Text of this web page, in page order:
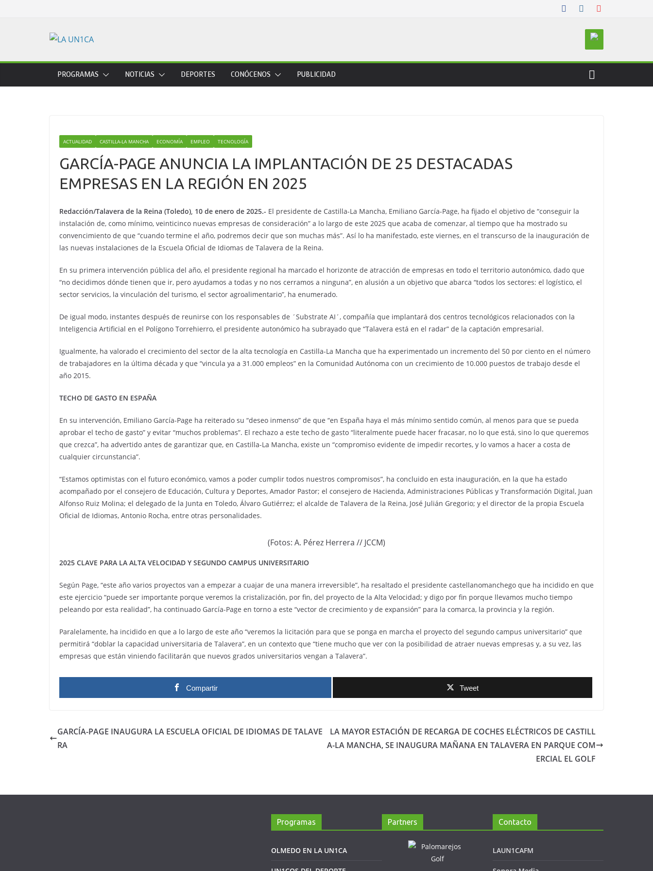
PROGRAMAS NOTICIAS DEPORTES CONÓCENOS PUBLICIDAD
ACTUALIDAD CASTILLA-LA MANCHA ECONOMÍA EMPLEO TECNOLOGÍA
GARCÍA-PAGE ANUNCIA LA IMPLANTACIÓN DE 25 DESTACADAS
EMPRESAS EN LA REGIÓN EN 2025
Redacción/Talavera de la Reina (Toledo), 10 de enero de 2025.- El presidente de Castilla-La Mancha, Emiliano García-Page, ha fijado el objetivo de “conseguir la
instalación de, como mínimo, veinticinco nuevas empresas de consideración” a lo largo de este 2025 que acaba de comenzar, al tiempo que ha mostrado su
convencimiento de que “cuando termine el año, podremos decir que son muchas más”. Así lo ha manifestado, este viernes, en el transcurso de la inauguración de
las nuevas instalaciones de la Escuela Oficial de Idiomas de Talavera de la Reina.
En su primera intervención pública del año, el presidente regional ha marcado el horizonte de atracción de empresas en todo el territorio autonómico, dado que
“no decidimos dónde tienen que ir, pero ayudamos a todas y no nos cerramos a ninguna”, en alusión a un objetivo que abarca “todos los sectores: el logístico, el
sector servicios, la vinculación del turismo, el sector agroalimentario”, ha enumerado.
De igual modo, instantes después de reunirse con los responsables de ´Substrate AI´, compañía que implantará dos centros tecnológicos relacionados con la
Inteligencia Artificial en el Polígono Torrehierro, el presidente autonómico ha subrayado que “Talavera está en el radar” de la captación empresarial.
Igualmente, ha valorado el crecimiento del sector de la alta tecnología en Castilla-La Mancha que ha experimentado un incremento del 50 por ciento en el número
de trabajadores en la última década y que “vincula ya a 31.000 empleos” en la Comunidad Autónoma con un crecimiento de 10.000 puestos de trabajo desde el
año 2015.
TECHO DE GASTO EN ESPAÑA
En su intervención, Emiliano García-Page ha reiterado su “deseo inmenso” de que “en España haya el más mínimo sentido común, al menos para que se pueda
aprobar el techo de gasto” y evitar “muchos problemas”. El rechazo a este techo de gasto “literalmente puede hacer fracasar, no lo que está, sino lo que queremos
que crezca”, ha advertido antes de garantizar que, en Castilla-La Mancha, existe un “compromiso evidente de impedir recortes, y lo vamos a hacer a costa de
cualquier circunstancia”.
“Estamos optimistas con el futuro económico, vamos a poder cumplir todos nuestros compromisos”, ha concluido en esta inauguración, en la que ha estado
acompañado por el consejero de Educación, Cultura y Deportes, Amador Pastor; el consejero de Hacienda, Administraciones Públicas y Transformación Digital, Juan
Alfonso Ruiz Molina; el delegado de la Junta en Toledo, Álvaro Gutiérrez; el alcalde de Talavera de la Reina, José Julián Gregorio; y el director de la propia Escuela
Oficial de Idiomas, Antonio Rocha, entre otras personalidades.
(Fotos: A. Pérez Herrera // JCCM)
2025 CLAVE PARA LA ALTA VELOCIDAD Y SEGUNDO CAMPUS UNIVERSITARIO
Según Page, “este año varios proyectos van a empezar a cuajar de una manera irreversible”, ha resaltado el presidente castellanomanchego que ha incidido en que
este ejercicio “puede ser importante porque veremos la cristalización, por fin, del proyecto de la Alta Velocidad; y digo por fin porque llevamos mucho tiempo
peleando por esta realidad”, ha continuado García-Page en torno a este “vector de crecimiento y de expansión” para la comarca, la provincia y la región.
Paralelamente, ha incidido en que a lo largo de este año “veremos la licitación para que se ponga en marcha el proyecto del segundo campus universitario” que
permitirá “doblar la capacidad universitaria de Talavera”, en un contexto que “tiene mucho que ver con la posibilidad de atraer nuevas empresas y, a su vez, las
empresas que están viniendo facilitarán que nuevos grados universitarios vengan a Talavera”.
Compartir Tweet
GARCÍA-PAGE INAUGURA LA ESCUELA OFICIAL DE IDIOMAS DE TALAVE
RA
LA MAYOR ESTACIÓN DE RECARGA DE COCHES ELÉCTRICOS DE CASTILL
A-LA MANCHA, SE INAUGURA MAÑANA EN TALAVERA EN PARQUE COM
ERCIAL EL GOLF
Programas
OLMEDO EN LA UN1CA
Partners Contacto
LAUN1CAFM